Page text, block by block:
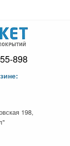
898
198,